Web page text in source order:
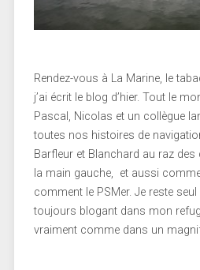
Rendez-vous à La Marine, le
j’ai écrit le blog d’hier. Tout le
Pascal, Nicolas et un collègue
toutes nos histoires de
Barfleur et Blanchard au raz
la main gauche, et aussi
comment le PSMer. Je reste
toujours blogant dans mon
vraiment comme dans un